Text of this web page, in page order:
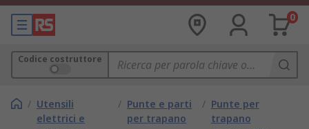
0
Codice costruttore
/ Utensili
elettrici e
/ Punte e parti
per trapano
/ Punte per
trapano